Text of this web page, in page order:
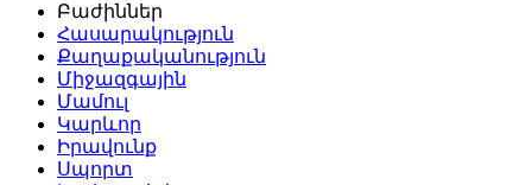
Բաժիններ
Հասարակություն
Քաղաքականություն
Միջազգային
Մամուլ
Կարևոր
Իրավունք
Սպորտ